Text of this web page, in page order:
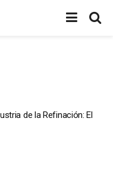
de la Refinación: El